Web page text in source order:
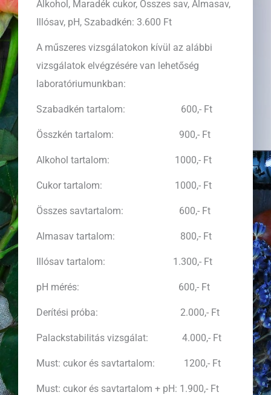
Alkohol, Maradék cukor, Összes sav, Almasav,
Illósav, pH, Szabadkén: 3.600 Ft
A műszeres vizsgálatokon kívül az alábbi
vizsgálatok elvégzésére van lehetőség
laboratóriumunkban:
Szabadkén tartalom: 600,- Ft
Összkén tartalom: 900,- Ft
Alkohol tartalom: 1000,- Ft
Cukor tartalom: 1000,- Ft
Összes savtartalom: 600,- Ft
Almasav tartalom: 800,- Ft
Illósav tartalom: 1.300,- Ft
pH mérés: 600,- Ft
Derítési próba: 2.000,- Ft
Palackstabilitás vizsgálat: 4.000,- Ft
Must: cukor és savtartalom: 1200,- Ft
Must: cukor és savtartalom + pH: 1.900,- Ft